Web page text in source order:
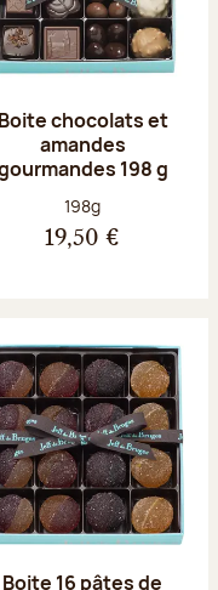
Boite chocolats et
amandes
198 g
Poids net :
198g
19,50 €
Boite 16 pâtes de